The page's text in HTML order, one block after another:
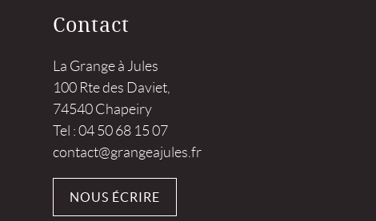
Contact
La Grange à Jules
100 Rte des Daviet,
74540 Chapeiry
Tel : 04 50 68 15 07
contact@grangeajules.fr
NOUS ÉCRIRE